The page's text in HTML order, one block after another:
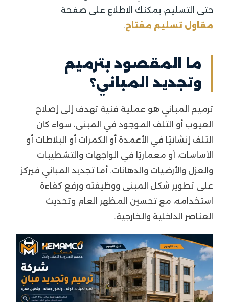
حتى التسليم، يمكنك الاطلاع على صفحة
مقاول تسليم مفتاح.
ما المقصود بترميم
وتجديد المباني؟
ترميم المباني هو عملية فنية تهدف إلى إصلاح
العيوب أو التلف الموجود في المبنى، سواء كان
التلف إنشائيًا في الأعمدة أو الكمرات أو البلاطات أو
الأساسات، أو معماريًا في الواجهات والتشطيبات
والعزل والأرضيات والدهانات. أما تجديد المباني فيركز
على تطوير شكل المبنى ووظيفته ورفع كفاءة
استخدامه، مع تحسين المظهر العام وتحديث
العناصر الداخلية والخارجية.